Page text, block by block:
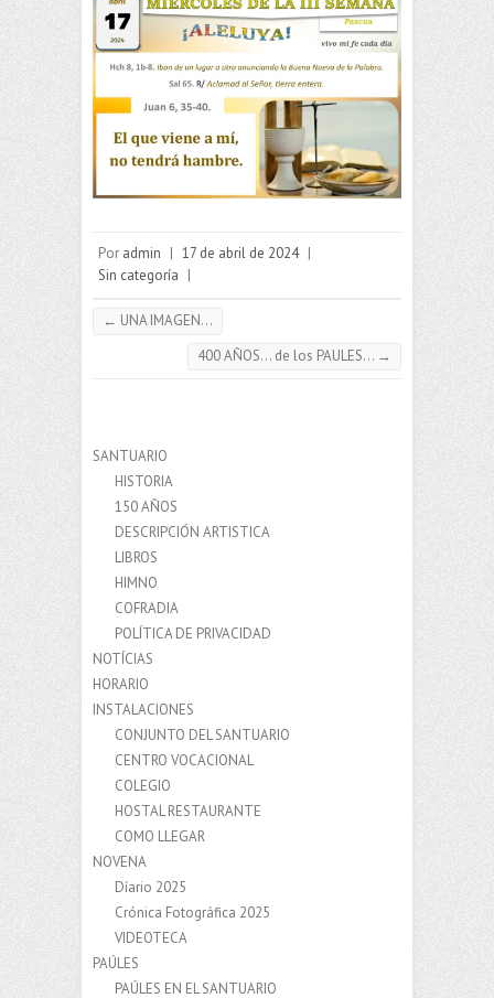
Por admin | 17 de abril de 2024 |
Sin categoría |
← UNA IMAGEN…
400 AÑOS… de los PAULES… →
SANTUARIO
HISTORIA
150 AÑOS
DESCRIPCIÓN ARTISTICA
LIBROS
HIMNO
COFRADIA
POLÍTICA DE PRIVACIDAD
NOTÍCIAS
HORARIO
INSTALACIONES
CONJUNTO DEL SANTUARIO
CENTRO VOCACIONAL
COLEGIO
HOSTAL RESTAURANTE
COMO LLEGAR
NOVENA
Díario 2025
Crónica Fotográfica 2025
VIDEOTECA
PAÚLES
PAÚLES EN EL SANTUARIO